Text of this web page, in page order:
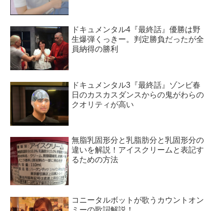
ドキュメンタル4『最終話』優勝は野
生爆弾くっきー。判定勝負だったが全
員納得の勝利
ドキュメンタル3『最終話』ゾンビ春
日のカスカスダンスからの鬼がわらの
クオリティが高い
無脂乳固形分と乳脂肪分と乳固形分の
違いを解説！アイスクリームと表記す
るための方法
コニータルボットが歌うカウントオン